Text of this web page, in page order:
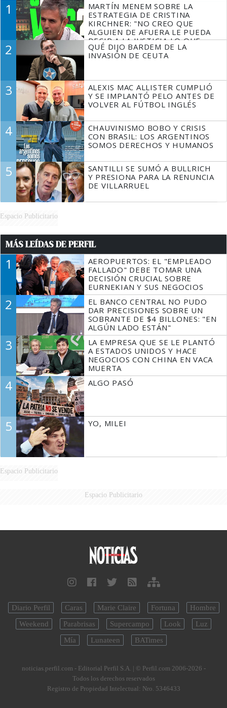
1
MARTÍN MENEM SOBRE LA
ESTRATEGIA DE CRISTINA
KIRCHNER: "NO CREO QUE
ALGUIEN DE AFUERA LE PUEDA
DECIR A LA JUSTICIA LO QUE
TIENE QUE HACER"
2
QUÉ DIJO BARDEM DE LA
INVASIÓN DE CEUTA
3
ALEXIS MAC ALLISTER CUMPLIÓ
Y SE IMPLANTÓ PELO ANTES DE
VOLVER AL FÚTBOL INGLÉS
4
CHAUVINISMO BOBO Y CRISIS
CON BRASIL: LOS ARGENTINOS
SOMOS DERECHOS Y HUMANOS
5
SANTILLI SE SUMÓ A BULLRICH
Y PRESIONA PARA LA RENUNCIA
DE VILLARRUEL
Espacio Publicitario
MÁS LEÍDAS DE PERFIL
1
AEROPUERTOS: EL "EMPLEADO
FALLADO" DEBE TOMAR UNA
DECISIÓN CRUCIAL SOBRE
EURNEKIAN Y SUS NEGOCIOS
2
EL BANCO CENTRAL NO PUDO
DAR PRECISIONES SOBRE UN
SOBRANTE DE $4 BILLONES: "EN
ALGÚN LADO ESTÁN"
3
LA EMPRESA QUE SE LE PLANTÓ
A ESTADOS UNIDOS Y HACE
NEGOCIOS CON CHINA EN VACA
MUERTA
4 ALGO PASÓ
5 YO, MILEI
Espacio Publicitario
Espacio Publicitario
Diario Perfil Caras Marie Claire Fortuna
Hombre
Weekend
Parabrisas Supercampo Look
Luz
Mía
Lunateen BATimes
noticias.perfil.com - Editorial Perfil S.A. | © Perfil.com 2006-2026 -
Todos los derechos reservados
Registro de Propiedad Intelectual: Nro. 5346433